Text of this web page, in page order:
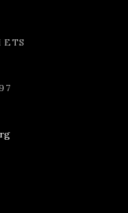
ETS